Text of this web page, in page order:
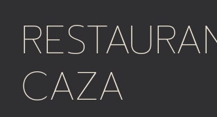
CAZA